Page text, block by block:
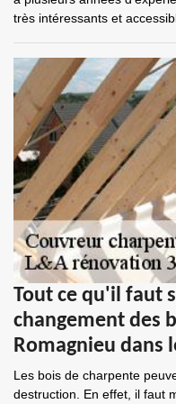
très intéressants et
Tout ce qu'il faut
changement des
Romagnieu dans
Les bois de charpente
destruction. En effet, il faut